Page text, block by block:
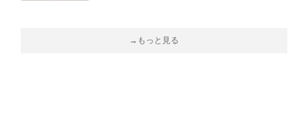
→もっと見る